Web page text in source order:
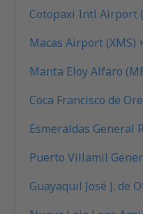
Cotopaxi Intl Airport
Macas Airport (XMS)
Manta Eloy Alfaro
Coca Francisco de
Esmeraldas General
Puerto Villamil
Guayaquil José J. de